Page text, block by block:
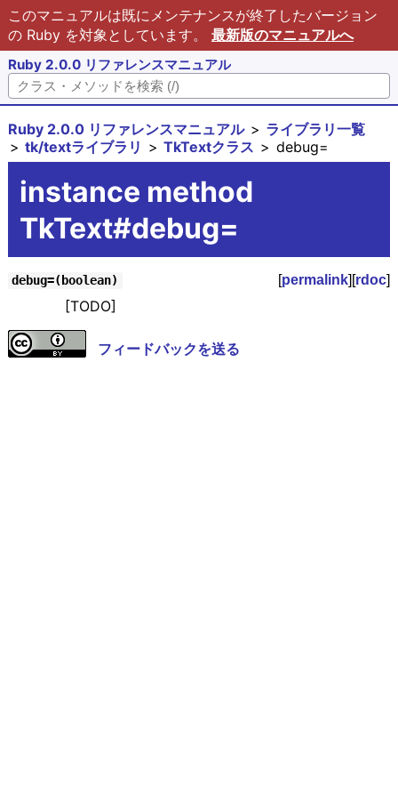
このマニュアルは既にメンテナンスが終了したバージョン
の Ruby を対象としています。 最新版のマニュアルへ
Ruby 2.0.0 リファレンスマニュアル
Ruby 2.0.0 リファレンスマニュアル
ライブラリ一覧
tk/textライブラリ
TkTextクラス debug=
instance method
TkText#debug=
debug=(boolean) [permalink][rdoc]
[TODO]
フィードバックを送る